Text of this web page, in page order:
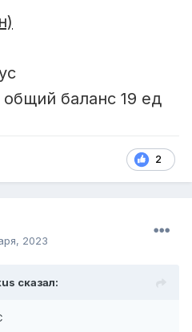
общий баланс 19 ед
2
2023
сказал: